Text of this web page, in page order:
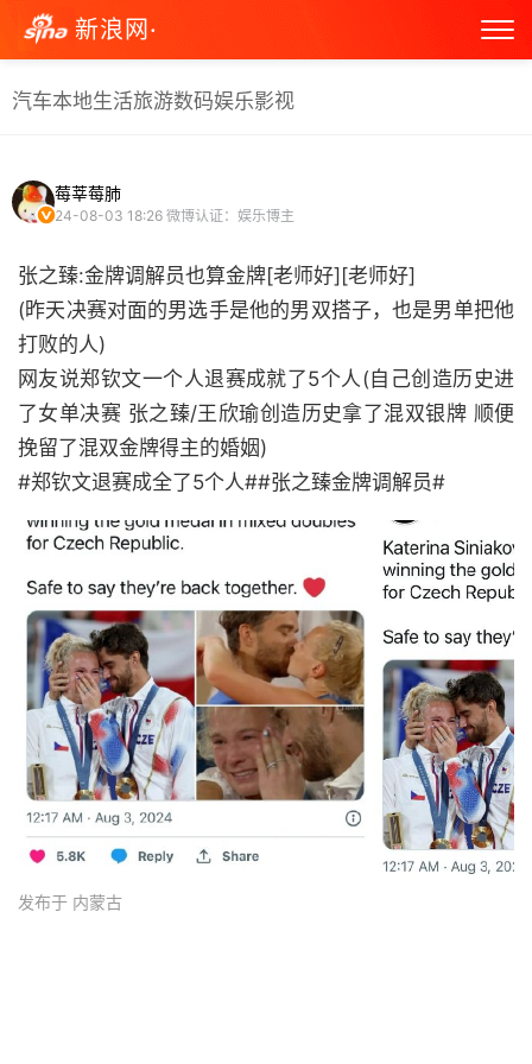
新浪网·
汽车本地生活旅游数码娱乐影视
莓莘莓肺
24-08-03 18:26 微博认证：娱乐博主
张之臻:金牌调解员也算金牌[老师好][老师好]
(昨天决赛对面的男选手是他的男双搭子，也是男单把他
打败的人)
网友说郑钦文一个人退赛成就了5个人(自己创造历史进
了女单决赛 张之臻/王欣瑜创造历史拿了混双银牌 顺便
挽留了混双金牌得主的婚姻)
#郑钦文退赛成全了5个人##张之臻金牌调解员# ​
发布于 内蒙古